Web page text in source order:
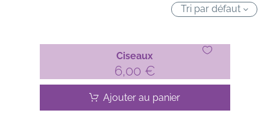
Tri par défaut
Ciseaux
6,00 €
Ajouter au panier